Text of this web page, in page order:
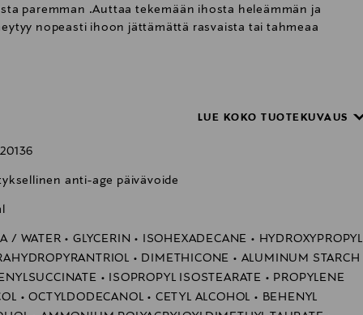
paremman .Auttaa tekemään ihosta heleämmän ja
nopeasti ihoon jättämättä rasvaista tai tahmeaa
LUE KOKO TUOTEKUVAUS
anti-age päivävoide
/ WATER • GLYCERIN • ISOHEXADECANE • HYDROXYPROPYL
• DIMETHICONE • ALUMINUM STARCH
• ISOPROPYL ISOSTEARATE • PROPYLENE
• OCTYLDODECANOL • CETYL ALCOHOL • BEHENYL